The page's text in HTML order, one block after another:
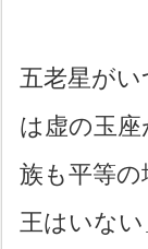
五老星が
は虚の玉
族も平等の
王はいな